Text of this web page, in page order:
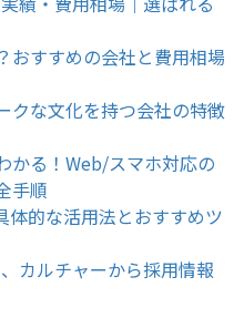
おすすめの会社と費用相場
クな文化を持つ会社の特徴
かる！Web/スマホ対応の
手順
体的な活用法とおすすめツ
カルチャーから採用情報